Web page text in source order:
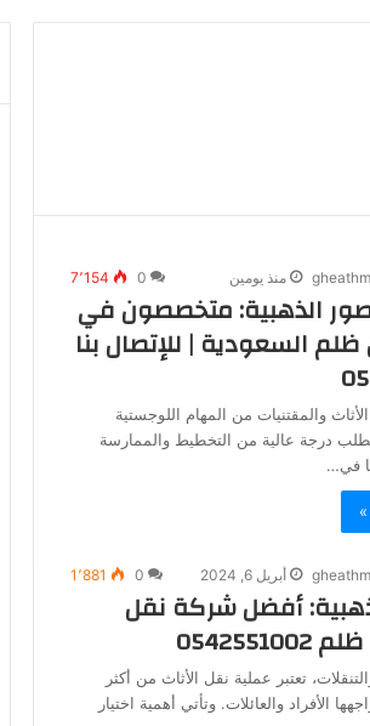
منذ يومين 0 7٬154
الذهبية: متخصصون في
السعودية | للإتصال بنا
والمقتنيات من المهام اللوجستية
درجة عالية من التخطيط والممارسة
في…
أبريل 6, 2024 0 1٬881
أفضل شركة نقل
تعتبر عملية نقل الأثاث من أكثر
الأفراد والعائلات. وتأتي أهمية اختيار